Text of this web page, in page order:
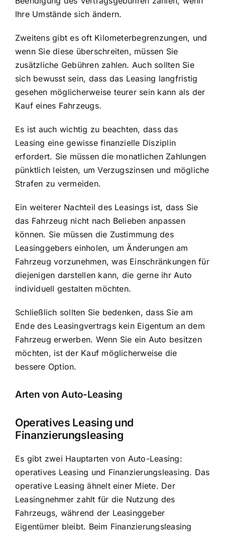
Ihre Umstände sich ändern.
Zweitens gibt es oft Kilometerbegrenzungen, und
wenn Sie diese überschreiten, müssen Sie
zusätzliche Gebühren zahlen. Auch sollten Sie
sich bewusst sein, dass das Leasing langfristig
gesehen möglicherweise teurer sein kann als der
Kauf eines Fahrzeugs.
Es ist auch wichtig zu beachten, dass das
Leasing eine gewisse finanzielle Disziplin
erfordert. Sie müssen die monatlichen Zahlungen
pünktlich leisten, um Verzugszinsen und mögliche
Strafen zu vermeiden.
Ein weiterer Nachteil des Leasings ist, dass Sie
das Fahrzeug nicht nach Belieben anpassen
können. Sie müssen die Zustimmung des
Leasinggebers einholen, um Änderungen am
Fahrzeug vorzunehmen, was Einschränkungen für
diejenigen darstellen kann, die gerne ihr Auto
individuell gestalten möchten.
Schließlich sollten Sie bedenken, dass Sie am
Ende des Leasingvertrags kein Eigentum an dem
Fahrzeug erwerben. Wenn Sie ein Auto besitzen
möchten, ist der Kauf möglicherweise die
bessere Option.
Arten von Auto-Leasing
Operatives Leasing und
Finanzierungsleasing
Es gibt zwei Hauptarten von Auto-Leasing:
operatives Leasing und Finanzierungsleasing. Das
operative Leasing ähnelt einer Miete. Der
Leasingnehmer zahlt für die Nutzung des
Fahrzeugs, während der Leasinggeber
Eigentümer bleibt. Beim Finanzierungsleasing